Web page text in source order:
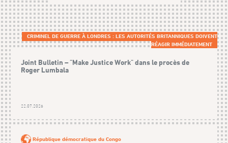
CRIMINEL DE GUERRE À LONDRES : LES AUTORITÉS BRITANNIQUES DOIVENT
RÉAGIR IMMÉDIATEMENT
Joint Bulletin – "Make Justice Work" dans le procès de
Roger Lumbala
22.07.2026
République démocratique du Congo